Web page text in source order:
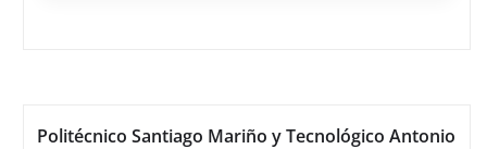
Politécnico Santiago Mariño y Tecnológico Antonio